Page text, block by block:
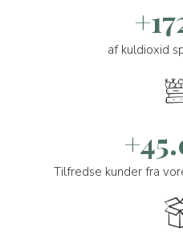
af kuldioxid
Tilfredse kunder fra